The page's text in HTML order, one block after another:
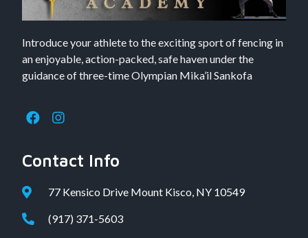
Introduce your athlete to the exciting sport of fencing in
an enjoyable, action-packed, safe haven under the
guidance of three-time Olympian Mika’il Sankofa
Contact Info
77 Kensico Drive Mount Kisco, NY 10549
(917) 371-5603